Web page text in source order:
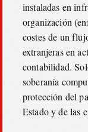
instaladas en
organización
costes de un
extranjeras en
contabilidad.
soberanía
protección del
Estado y de las